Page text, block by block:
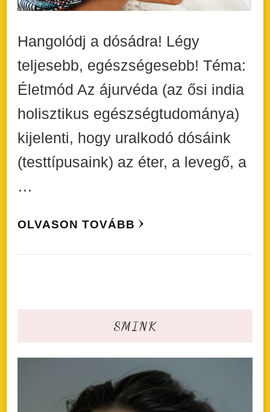
Hangolódj a dósádra! Légy
teljesebb, egészségesebb! Téma:
Életmód Az ájurvéda (az ősi india
holisztikus egészségtudománya)
kijelenti, hogy uralkodó dósáink
(testtípusaink) az éter, a levegő, a
…
OLVASON TOVÁBB
SMINK